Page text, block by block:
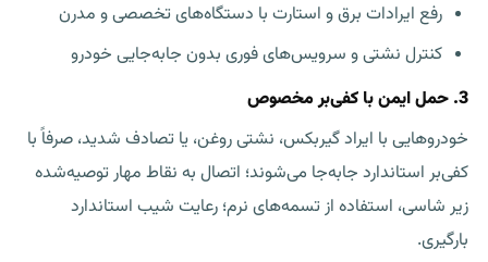
رفع ایرادات برق و استارت با دستگاه‌های تخصصی و مدرن
کنترل نشتی و سرویس‌های فوری بدون جابه‌جایی خودرو
3. حمل ایمن با کفی‌بر مخصوص
خودروهایی با ایراد گیربکس، نشتی روغن، یا تصادف شدید، صرفاً با
کفی‌بر استاندارد جابه‌جا می‌شوند؛ اتصال به نقاط مهار توصیه‌شده
زیر شاسی، استفاده از تسمه‌های نرم؛ رعایت شیب استاندارد
بارگیری.